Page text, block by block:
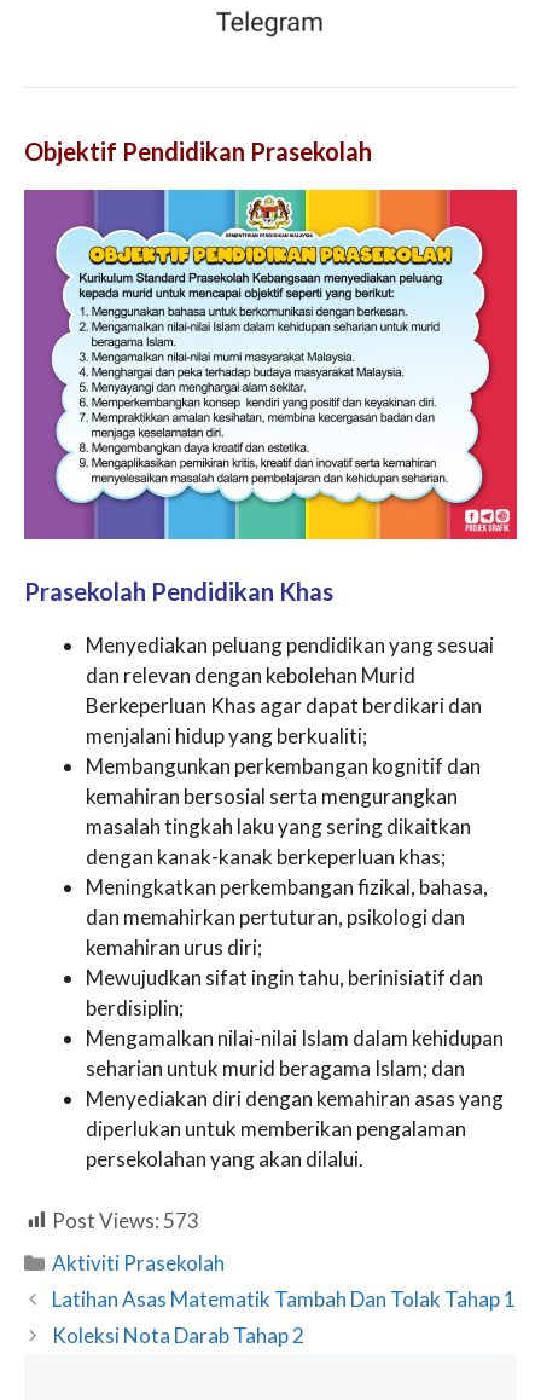
Objektif Pendidikan Prasekolah
Prasekolah Pendidikan Khas
Menyediakan peluang pendidikan yang sesuai
dan relevan dengan kebolehan Murid
Berkeperluan Khas agar dapat berdikari dan
menjalani hidup yang berkualiti;
Membangunkan perkembangan kognitif dan
kemahiran bersosial serta mengurangkan
masalah tingkah laku yang sering dikaitkan
dengan kanak-kanak berkeperluan khas;
Meningkatkan perkembangan fizikal, bahasa,
dan memahirkan pertuturan, psikologi dan
kemahiran urus diri;
Mewujudkan sifat ingin tahu, berinisiatif dan
berdisiplin;
Mengamalkan nilai-nilai Islam dalam kehidupan
seharian untuk murid beragama Islam; dan
Menyediakan diri dengan kemahiran asas yang
diperlukan untuk memberikan pengalaman
persekolahan yang akan dilalui.
Post Views: 573
Categories
Aktiviti Prasekolah
Latihan Asas Matematik Tambah Dan Tolak Tahap 1
Koleksi Nota Darab Tahap 2